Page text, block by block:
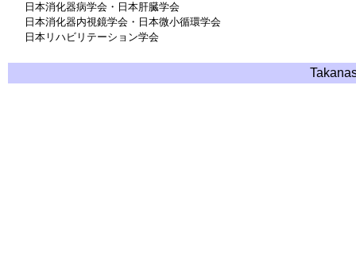
日本消化器病学会・日本肝臓学会
日本消化器内視鏡学会・日本微小循環学会
日本リハビリテーション学会